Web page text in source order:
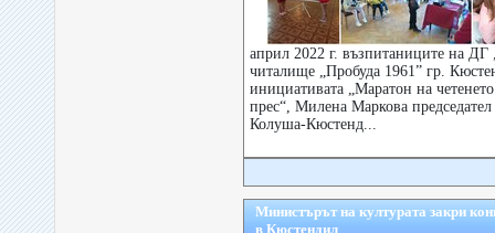
април 2022 г. възпитаниците на ДГ
читалище „Пробуда 1961” гр.
инициативата „Маратон на
прес“, Милена Маркова
Колуша-Кюстенд...
Министърът на културата закри
в Кюстендил